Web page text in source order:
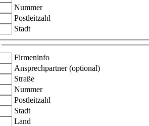
Nummer
Postleitzahl
Stadt
Firmeninfo
Ansprechpartner (optional)
Straße
Nummer
Postleitzahl
Stadt
Land